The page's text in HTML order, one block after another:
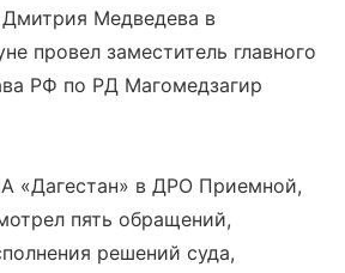
Медведева в
провел заместитель главного
РФ по РД Магомедзагир
«Дагестан» в ДРО Приемной,
пять обращений,
решений суда,